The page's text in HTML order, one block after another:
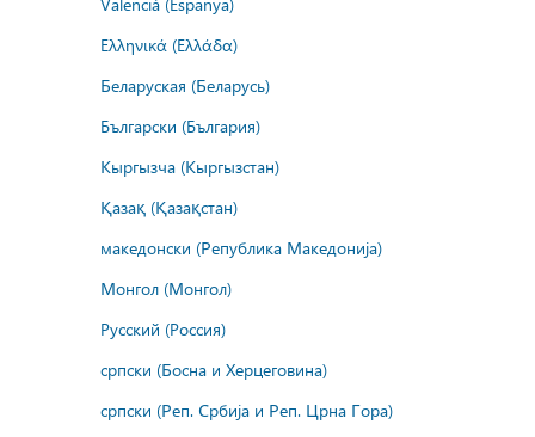
Ελληνικά (Ελλάδα)
Беларуская (Беларусь)
Български (България)
Кыргызча (Кыргызстан)
Қазақ (Қазақстан)
македонски (Република Македонија)
Монгол (Монгол)
Русский (Россия)
српски (Босна и Херцеговина)
српски (Реп. Србија и Реп. Црна Гора)